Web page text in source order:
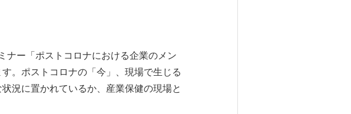
ナー「ポストコロナにおける企業のメン
。ポストコロナの「今」、現場で生じる
況に置かれているか、産業保健の現場と